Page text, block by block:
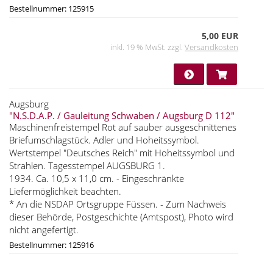
Bestellnummer: 125915
5,00 EUR
inkl. 19 % MwSt. zzgl.Versandkosten
Augsburg
"N.S.D.A.P. / Gauleitung Schwaben / Augsburg D 112"
Maschinenfreistempel Rot auf sauber ausgeschnittenes
Briefumschlagstück. Adler und Hoheitssymbol.
Wertstempel "Deutsches Reich" mit Hoheitssymbol und
Strahlen. Tagesstempel AUGSBURG 1.
1934. Ca. 10,5 x 11,0 cm. - Eingeschränkte
Liefermöglichkeit beachten.
* An die NSDAP Ortsgruppe Füssen. - Zum Nachweis
dieser Behörde, Postgeschichte (Amtspost), Photo wird
nicht angefertigt.
Bestellnummer: 125916